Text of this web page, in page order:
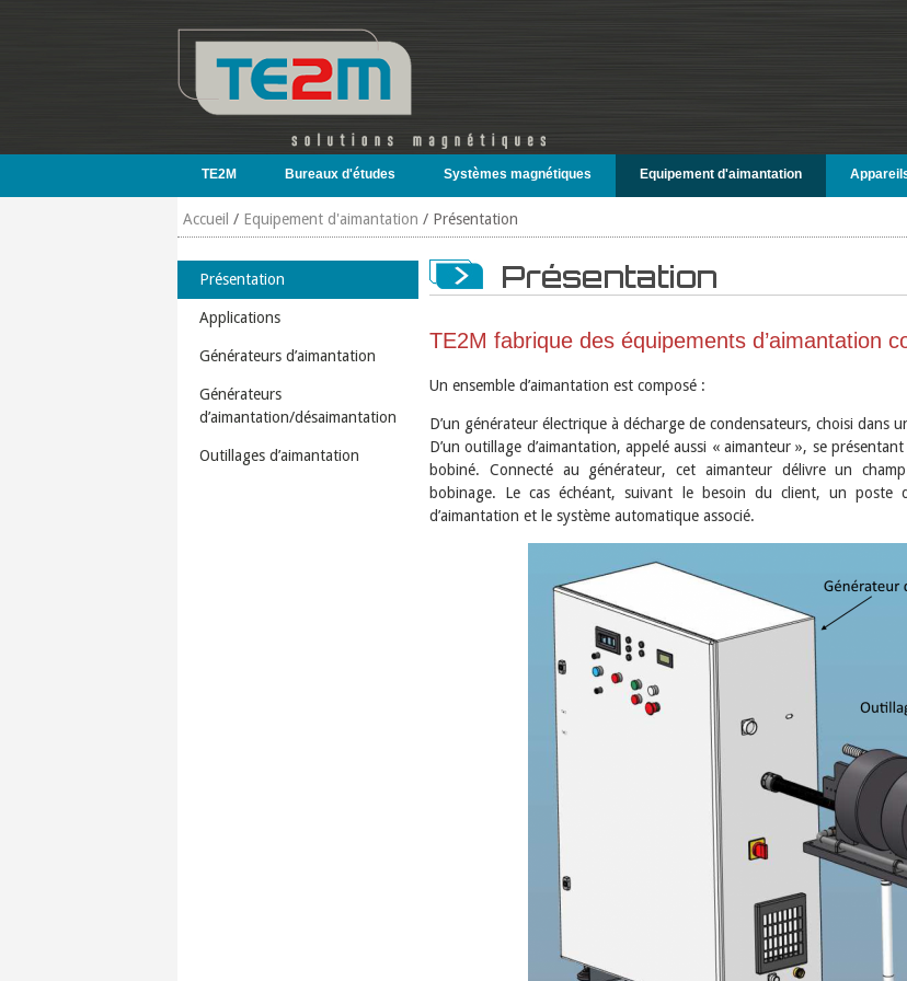
TE2M Bureaux d'études Systèmes magnétiques Equipement d'aimantation
Accueil / Equipement d'aimantation / Présentation
Présentation
Applications
Générateurs d’aimantation
Générateurs
d’aimantation/désaimantation
Outillages d’aimantation
Présentation
TE2M fabrique des équipements d’aimantation
Un ensemble d’aimantation est composé :
D’un générateur électrique à décharge de condensateurs, choisi dans
D’un outillage d’aimantation, appelé aussi « aimanteur », se
bobiné. Connecté au générateur, cet aimanteur délivre un
bobinage. Le cas échéant, suivant le besoin du client, un poste
d’aimantation et le système automatique associé.